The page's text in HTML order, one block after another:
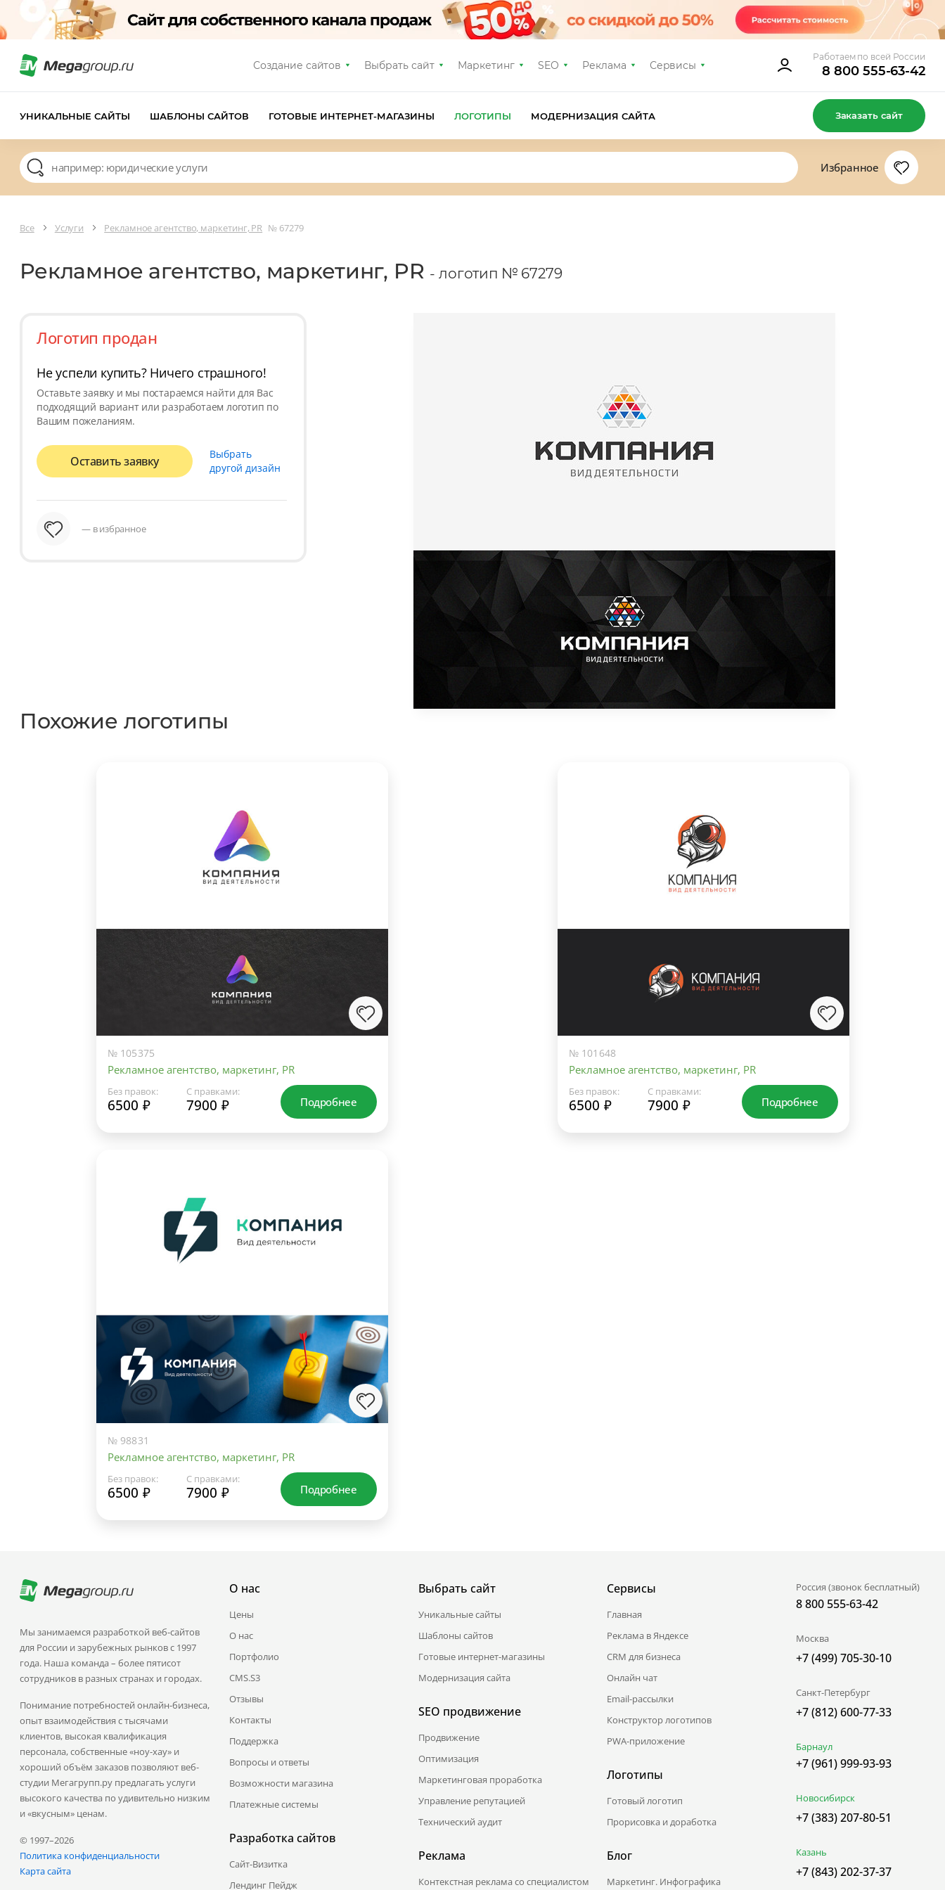
Создание сайтов Выбрать сайт Маркетинг SEO Реклама Сервисы
Работаем по всей России
8 800 555-63-42
УНИКАЛЬНЫЕ САЙТЫ ШАБЛОНЫ САЙТОВ ГОТОВЫЕ ИНТЕРНЕТ-МАГАЗИНЫ ЛОГОТИПЫ МОДЕРНИЗАЦИЯ САЙТА Заказать сайт
Избранное
Все Услуги Рекламное агентство, маркетинг, PR № 67279
Рекламное агентство, маркетинг, PR - логотип № 67279
Логотип продан
Не успели купить? Ничего страшного!
Оставьте заявку и мы постараемся найти для Вас
подходящий вариант или разработаем логотип по
Вашим пожеланиям.
Оставить заявку
Выбрать
другой дизайн
— в избранное
Похожие логотипы
№ 105375
Рекламное агентство, маркетинг, PR
Без правок:
6500 ₽
С правками:
7900 ₽ Подробнее
№ 101648
Рекламное агентство, маркетинг, PR
Без правок:
6500 ₽
С правками:
7900 ₽ Подробнее
№ 98831
Рекламное агентство, маркетинг, PR
Без правок:
6500 ₽
С правками:
7900 ₽ Подробнее
Мы занимаемся разработкой веб-сайтов
для России и зарубежных рынков с 1997
года. Наша команда – более пятисот
сотрудников в разных странах и городах.
Понимание потребностей онлайн-бизнеса,
опыт взаимодействия с тысячами
клиентов, высокая квалификация
персонала, собственные «ноу-хау» и
хороший объём заказов позволяют веб-
студии Мегагрупп.ру предлагать услуги
высокого качества по удивительно низким
и «вкусным» ценам.
© 1997–2026
Политика конфиденциальности
Карта сайта
О нас
Цены
О нас
Портфолио
CMS.S3
Отзывы
Контакты
Поддержка
Вопросы и ответы
Возможности магазина
Платежные системы
Разработка сайтов
Сайт-Визитка
Лендинг Пейдж
Выбрать сайт
Уникальные сайты
Шаблоны сайтов
Готовые интернет-магазины
Модернизация сайта
SEO продвижение
Продвижение
Оптимизация
Маркетинговая проработка
Управление репутацией
Технический аудит
Реклама
Контекстная реклама со специалистом
Сервисы
Главная
Реклама в Яндексе
CRM для бизнеса
Онлайн чат
Email-рассылки
Конструктор логотипов
PWA-приложение
Логотипы
Готовый логотип
Прорисовка и доработка
Блог
Маркетинг. Инфографика
Россия (звонок бесплатный)
8 800 555-63-42
Москва
+7 (499) 705-30-10
Санкт-Петербург
+7 (812) 600-77-33
Барнаул
+7 (961) 999-93-93
Новосибирск
+7 (383) 207-80-51
Казань
+7 (843) 202-37-37